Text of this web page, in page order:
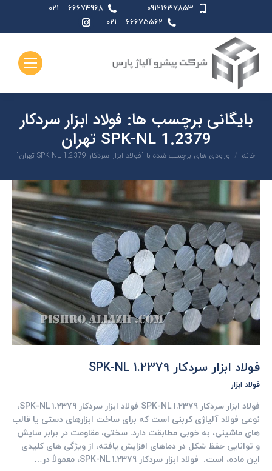
09121637853
66674968 – 021
66675562 – 021
page
بایگانی برچسب ها: فولاد ابزار سردکار
1.2379 SPK-NL تهران
شما اینجا هستید:
خانه ورودی های برچسب شده با "فولاد ابزار سردکار 1.2379 SPK-NL تهران"
فولاد ابزار سردکار 1.2379 SPK-NL
فولاد ابزار
فولاد ابزار سردکار 1.2379 SPK-NL فولاد ابزار سردکار 1.2379 SPK-NL،
نوعی فولاد آلیاژی کربنی است که برای ساخت ابزارهای دستی یا قالب
های ماشینی، به خوبی مطابقت دارد. سختی، مقاومت در برابر سایش
و توانایی حفظ شکل در دماهای افزایش یافته، از ویژگی های کلیدی
این ماده، است. فولاد ابزار سردکار 1.2379 SPK-NL، معمولاً در…